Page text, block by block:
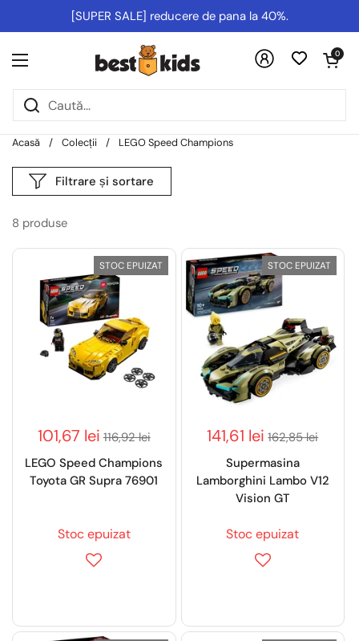
Salt la conținut[SUPER SALE] reducere de pana la 40%.
Deschideți meniul
Deschideți
0
Acasă / Colecții / LEGO Speed Champions
8 produse
Filtrare și sortare
101,67 lei 116,92 lei
LEGO Speed Champions
Toyota GR Supra 76901
Stoc epuizat
STOC EPUIZAT
141,61 lei 162,85 lei
Supermasina
Lamborghini Lambo V12
Vision GT
Stoc epuizat
STOC EPUIZAT